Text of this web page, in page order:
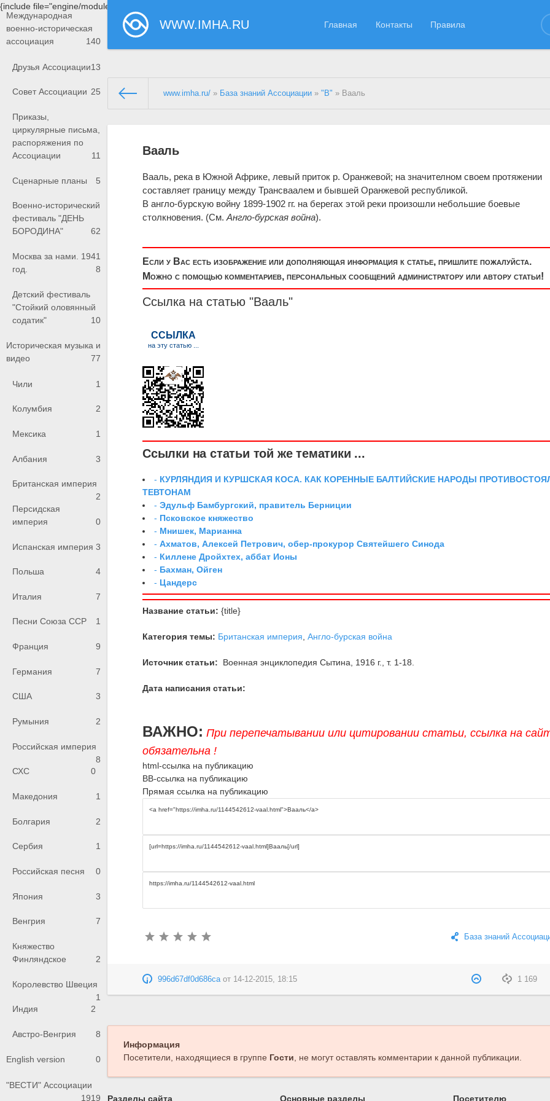
{include file="engine/modules/saperu/head.php"}
WWW.IMHA.RU Главная Контакты Правила
Международная
военно-историческая
ассоциация
140
Друзья Ассоциации13
Совет Ассоциации 25
Приказы,
циркулярные письма,
распоряжения по
Ассоциации
11
Сценарные планы 5
Военно-исторический
фестиваль "ДЕНЬ
БОРОДИНА"
62
Москва за нами. 1941
год.
8
Детский фестиваль
"Стойкий оловянный
содатик"
10
Историческая музыка и
видео
77
Чили 1
Колумбия 2
Мексика 1
Албания 3
Британская империя
2
Персидская
империя
0
Испанская империя 3
Польша 4
Италия 7
Песни Союза ССР 1
Франция 9
Германия 7
США 3
Румыния 2
Российская империя
8
СХС
0
Македония 1
Болгария 2
Сербия 1
Российская песня 0
Япония 3
Венгрия 7
Княжество
Финляндское
2
Королевство Швеция
1
Индия
2
Австро-Венгрия 8
English version 0
"ВЕСТИ" Ассоциации
1919
www.imha.ru/ » База знаний Ассоциации »"В" » Вааль
Вааль
Вааль, река в Южной Африке, левый приток р. Оранжевой; на значителном своем протяжении
составляет границу между Трансваалем и бывшей Оранжевой республикой.
В англо-бурскую войну 1899-1902 гг. на берегах этой реки произошли небольшие боевые
столкновения. (См. Англо-бурская война).
Если у Вас есть изображение или дополняющая информация к статье, пришлите пожалуйста.
Можно с помощью комментариев, персональных сообщений администратору или автору статьи!
Ссылка на статью "Вааль"
Ссылки на статьи той же тематики ...
- КУРЛЯНДИЯ И КУРШСКАЯ КОСА. КАК КОРЕННЫЕ БАЛТИЙСКИЕ НАРОДЫ
ТЕВТОНАМ
-Эдульф Бамбургский, правитель Берниции
- Псковское княжество
- Мнишек, Марианна
-Ахматов, Алексей Петрович, обер-прокурор Святейшего Синода
- Киллене Дройхтех, аббат Ионы
- Бахман, Ойген
- Цандерс
Название статьи: {title}
Категория темы: Британская империя ,Англо-бурская война
Источник статьи: Военная энциклопедия Сытина, 1916 г., т. 1-18.
Дата написания статьи:
ВАЖНО: При перепечатывании или цитировании статьи, ссылка на
обязательна !
html-ссылка на публикацию
BB-ссылка на публикацию
Прямая ссылка на публикацию
База знаний
1 169
996d67df0d686caот 14-12-2015, 18:15
Информация
Посетители, находящиеся в группе Гости, не могут оставлять комментарии к данной публикации.
Разделы сайта Основные разделы Посетителю